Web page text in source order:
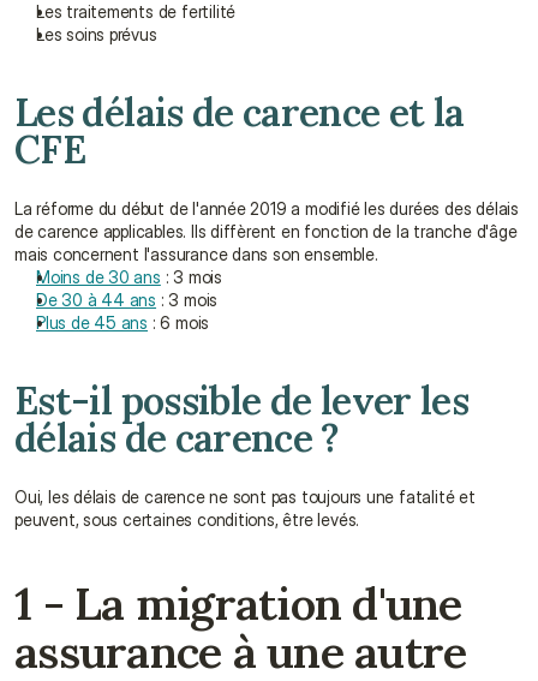
Les traitements de fertilité
Les soins prévus
Les délais de carence et la
CFE
La réforme du début de l'année 2019 a modifié les durées des délais
de carence applicables. Ils diffèrent en fonction de la tranche d'âge
mais concernent l'assurance dans son ensemble.
Moins de 30 ans : 3 mois
De 30 à 44 ans : 3 mois
Plus de 45 ans : 6 mois
Est-il possible de lever les
délais de carence ?
Oui, les délais de carence ne sont pas toujours une fatalité et
peuvent, sous certaines conditions, être levés.
1 - La migration d'une
assurance à une autre